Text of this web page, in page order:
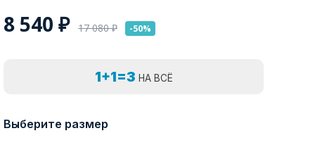
8 540 ₽ 17 080₽ -50%
1+1=3 НА ВСЁ
Выберите размер